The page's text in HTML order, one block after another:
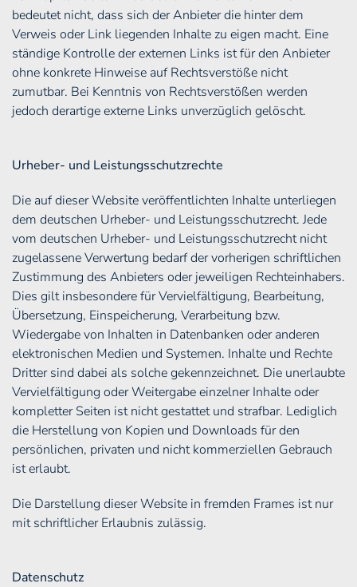
bedeutet nicht, dass sich der Anbieter die hinter dem
Verweis oder Link liegenden Inhalte zu eigen macht. Eine
ständige Kontrolle der externen Links ist für den Anbieter
ohne konkrete Hinweise auf Rechtsverstöße nicht
zumutbar. Bei Kenntnis von Rechtsverstößen werden
jedoch derartige externe Links unverzüglich gelöscht.
Urheber- und Leistungsschutzrechte
Die auf dieser Website veröffentlichten Inhalte unterliegen
dem deutschen Urheber- und Leistungsschutzrecht. Jede
vom deutschen Urheber- und Leistungsschutzrecht nicht
zugelassene Verwertung bedarf der vorherigen schriftlichen
Zustimmung des Anbieters oder jeweiligen Rechteinhabers.
Dies gilt insbesondere für Vervielfältigung, Bearbeitung,
Übersetzung, Einspeicherung, Verarbeitung bzw.
Wiedergabe von Inhalten in Datenbanken oder anderen
elektronischen Medien und Systemen. Inhalte und Rechte
Dritter sind dabei als solche gekennzeichnet. Die unerlaubte
Vervielfältigung oder Weitergabe einzelner Inhalte oder
kompletter Seiten ist nicht gestattet und strafbar. Lediglich
die Herstellung von Kopien und Downloads für den
persönlichen, privaten und nicht kommerziellen Gebrauch
ist erlaubt.
Die Darstellung dieser Website in fremden Frames ist nur
mit schriftlicher Erlaubnis zulässig.
Datenschutz